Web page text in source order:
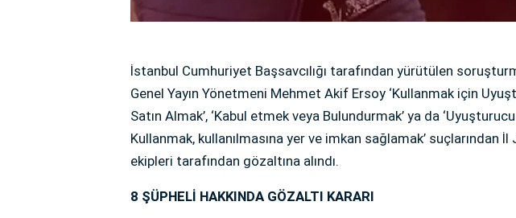
İstanbul Cumhuriyet Başsavcılığı tarafından yürütülen
Genel Yayın Yönetmeni Mehmet Akif Ersoy ‘Kullanmak için
Satın Almak’, ‘Kabul etmek veya Bulundurmak’ ya da
Kullanmak, kullanılmasına yer ve imkan sağlamak’ suçlarından
ekipleri tarafından gözaltına alındı.
8 ŞÜPHELİ HAKKINDA GÖZALTI KARARI